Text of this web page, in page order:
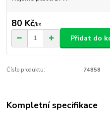
80 Kč/ks
Přidat do
Číslo produktu: 74858
Kompletní specifikace